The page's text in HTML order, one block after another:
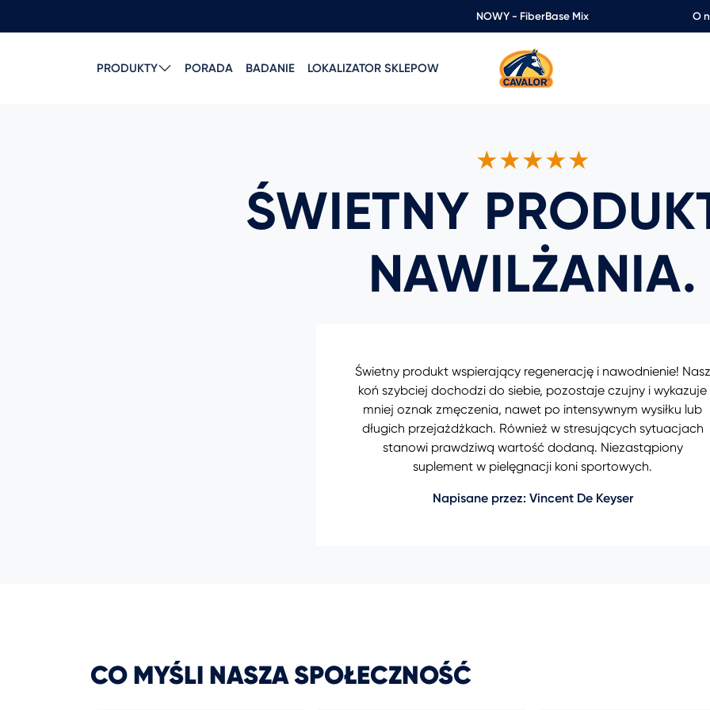
NOWY - FiberBase Mix O
PRODUKTY PORADA BADANIE LOKALIZATOR SKLEPOW
★★★★★
ŚWIETNY
NAWILŻANIA.
Świetny produkt wspierający regenerację i nawodnienie! Nasz
koń szybciej dochodzi do siebie, pozostaje czujny i wykazuje
mniej oznak zmęczenia, nawet po intensywnym wysiłku lub
długich przejażdżkach. Również w stresujących sytuacjach
stanowi prawdziwą wartość dodaną. Niezastąpiony
suplement w pielęgnacji koni sportowych.
Napisane przez: Vincent De Keyser
CO MYŚLI NASZA SPOŁECZNOŚĆ